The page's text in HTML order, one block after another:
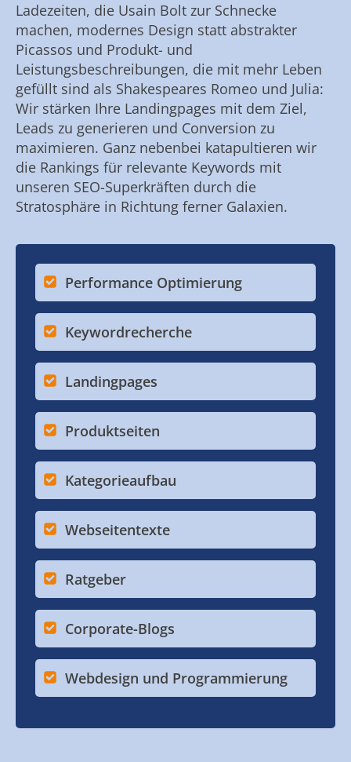
Ladezeiten, die Usain Bolt zur Schnecke
machen, modernes Design statt abstrakter
Picassos und Produkt- und
Leistungsbeschreibungen, die mit mehr Leben
gefüllt sind als Shakespeares Romeo und Julia:
Wir stärken Ihre Landingpages mit dem Ziel,
Leads zu generieren und Conversion zu
maximieren. Ganz nebenbei katapultieren wir
die Rankings für relevante Keywords mit
unseren SEO-Superkräften durch die
Stratosphäre in Richtung ferner Galaxien.
Performance Optimierung
Keywordrecherche
Landingpages
Produktseiten
Kategorieaufbau
Webseitentexte
Ratgeber
Corporate-Blogs
Webdesign und Programmierung